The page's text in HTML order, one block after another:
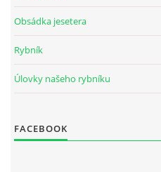
Obsádka jesetera
Rybník
Úlovky našeho rybníku
FACEBOOK